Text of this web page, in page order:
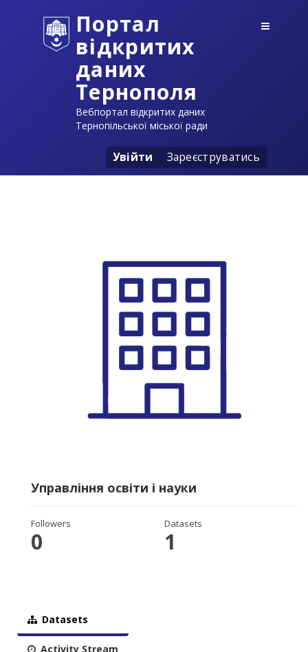
Портал
відкритих
даних
Тернополя
Вебпортал відкритих даних
Тернопільської міської ради
Увійти Зареєструватись
Управління освіти і науки
Followers
0
Datasets
1
Datasets
Activity Stream